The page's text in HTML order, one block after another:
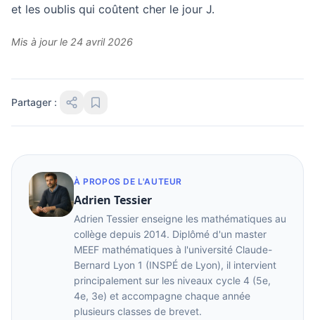
et les oublis qui coûtent cher le jour J.
Mis à jour le 24 avril 2026
Partager :
À PROPOS DE L'AUTEUR
Adrien Tessier
Adrien Tessier enseigne les mathématiques au
collège depuis 2014. Diplômé d'un master
MEEF mathématiques à l'université Claude-
Bernard Lyon 1 (INSPÉ de Lyon), il intervient
principalement sur les niveaux cycle 4 (5e,
4e, 3e) et accompagne chaque année
plusieurs classes de brevet.